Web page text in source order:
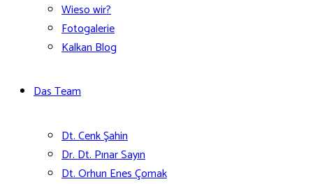
Wieso wir?
Fotogalerie
Kalkan Blog
Das Team
Dt. Cenk Şahin
Dr. Dt. Pınar Sayın
Dt. Orhun Enes Çomak